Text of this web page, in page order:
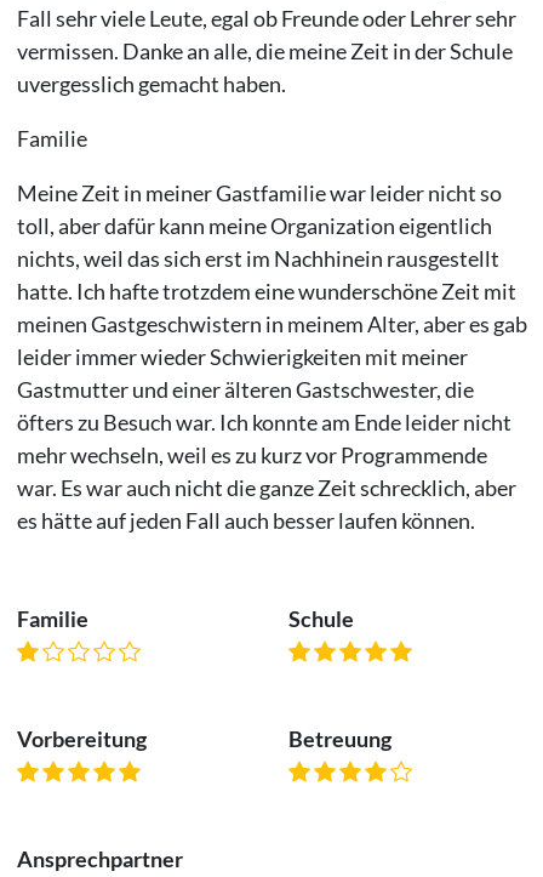
Fall sehr viele Leute, egal ob Freunde oder Lehrer sehr
vermissen. Danke an alle, die meine Zeit in der Schule
uvergesslich gemacht haben.
Familie
Meine Zeit in meiner Gastfamilie war leider nicht so
toll, aber dafür kann meine Organization eigentlich
nichts, weil das sich erst im Nachhinein rausgestellt
hatte. Ich hafte trotzdem eine wunderschöne Zeit mit
meinen Gastgeschwistern in meinem Alter, aber es gab
leider immer wieder Schwierigkeiten mit meiner
Gastmutter und einer älteren Gastschwester, die
öfters zu Besuch war. Ich konnte am Ende leider nicht
mehr wechseln, weil es zu kurz vor Programmende
war. Es war auch nicht die ganze Zeit schrecklich, aber
es hätte auf jeden Fall auch besser laufen können.
Familie Schule
Vorbereitung Betreuung
Ansprechpartner